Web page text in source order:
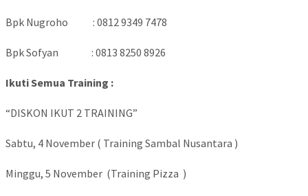
Bpk Nugroho : 0812 9349 7478
Bpk Sofyan : 0813 8250 8926
Ikuti Semua Training :
“DISKON IKUT 2 TRAINING”
Sabtu, 4 November ( Training Sambal Nusantara )
Minggu, 5 November (Training Pizza )